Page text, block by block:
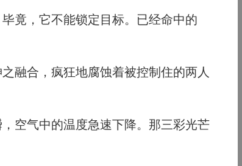
竟，它不能锁定目标。已经命中的
融合，疯狂地腐蚀着被控制住的两人
空气中的温度急速下降。那三彩光芒